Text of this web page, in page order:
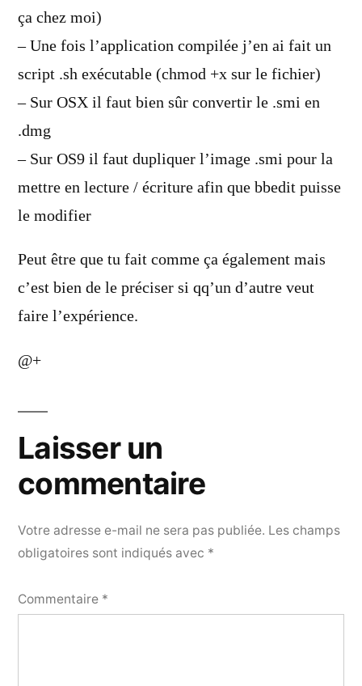
ça chez moi)
– Une fois l’application compilée j’en ai fait un
script .sh exécutable (chmod +x sur le fichier)
– Sur OSX il faut bien sûr convertir le .smi en
.dmg
– Sur OS9 il faut dupliquer l’image .smi pour la
mettre en lecture / écriture afin que bbedit puisse
le modifier
Peut être que tu fait comme ça également mais
c’est bien de le préciser si qq’un d’autre veut
faire l’expérience.
@+
Laisser un
commentaire
Votre adresse e-mail ne sera pas publiée. Les champs
obligatoires sont indiqués avec *
Commentaire *